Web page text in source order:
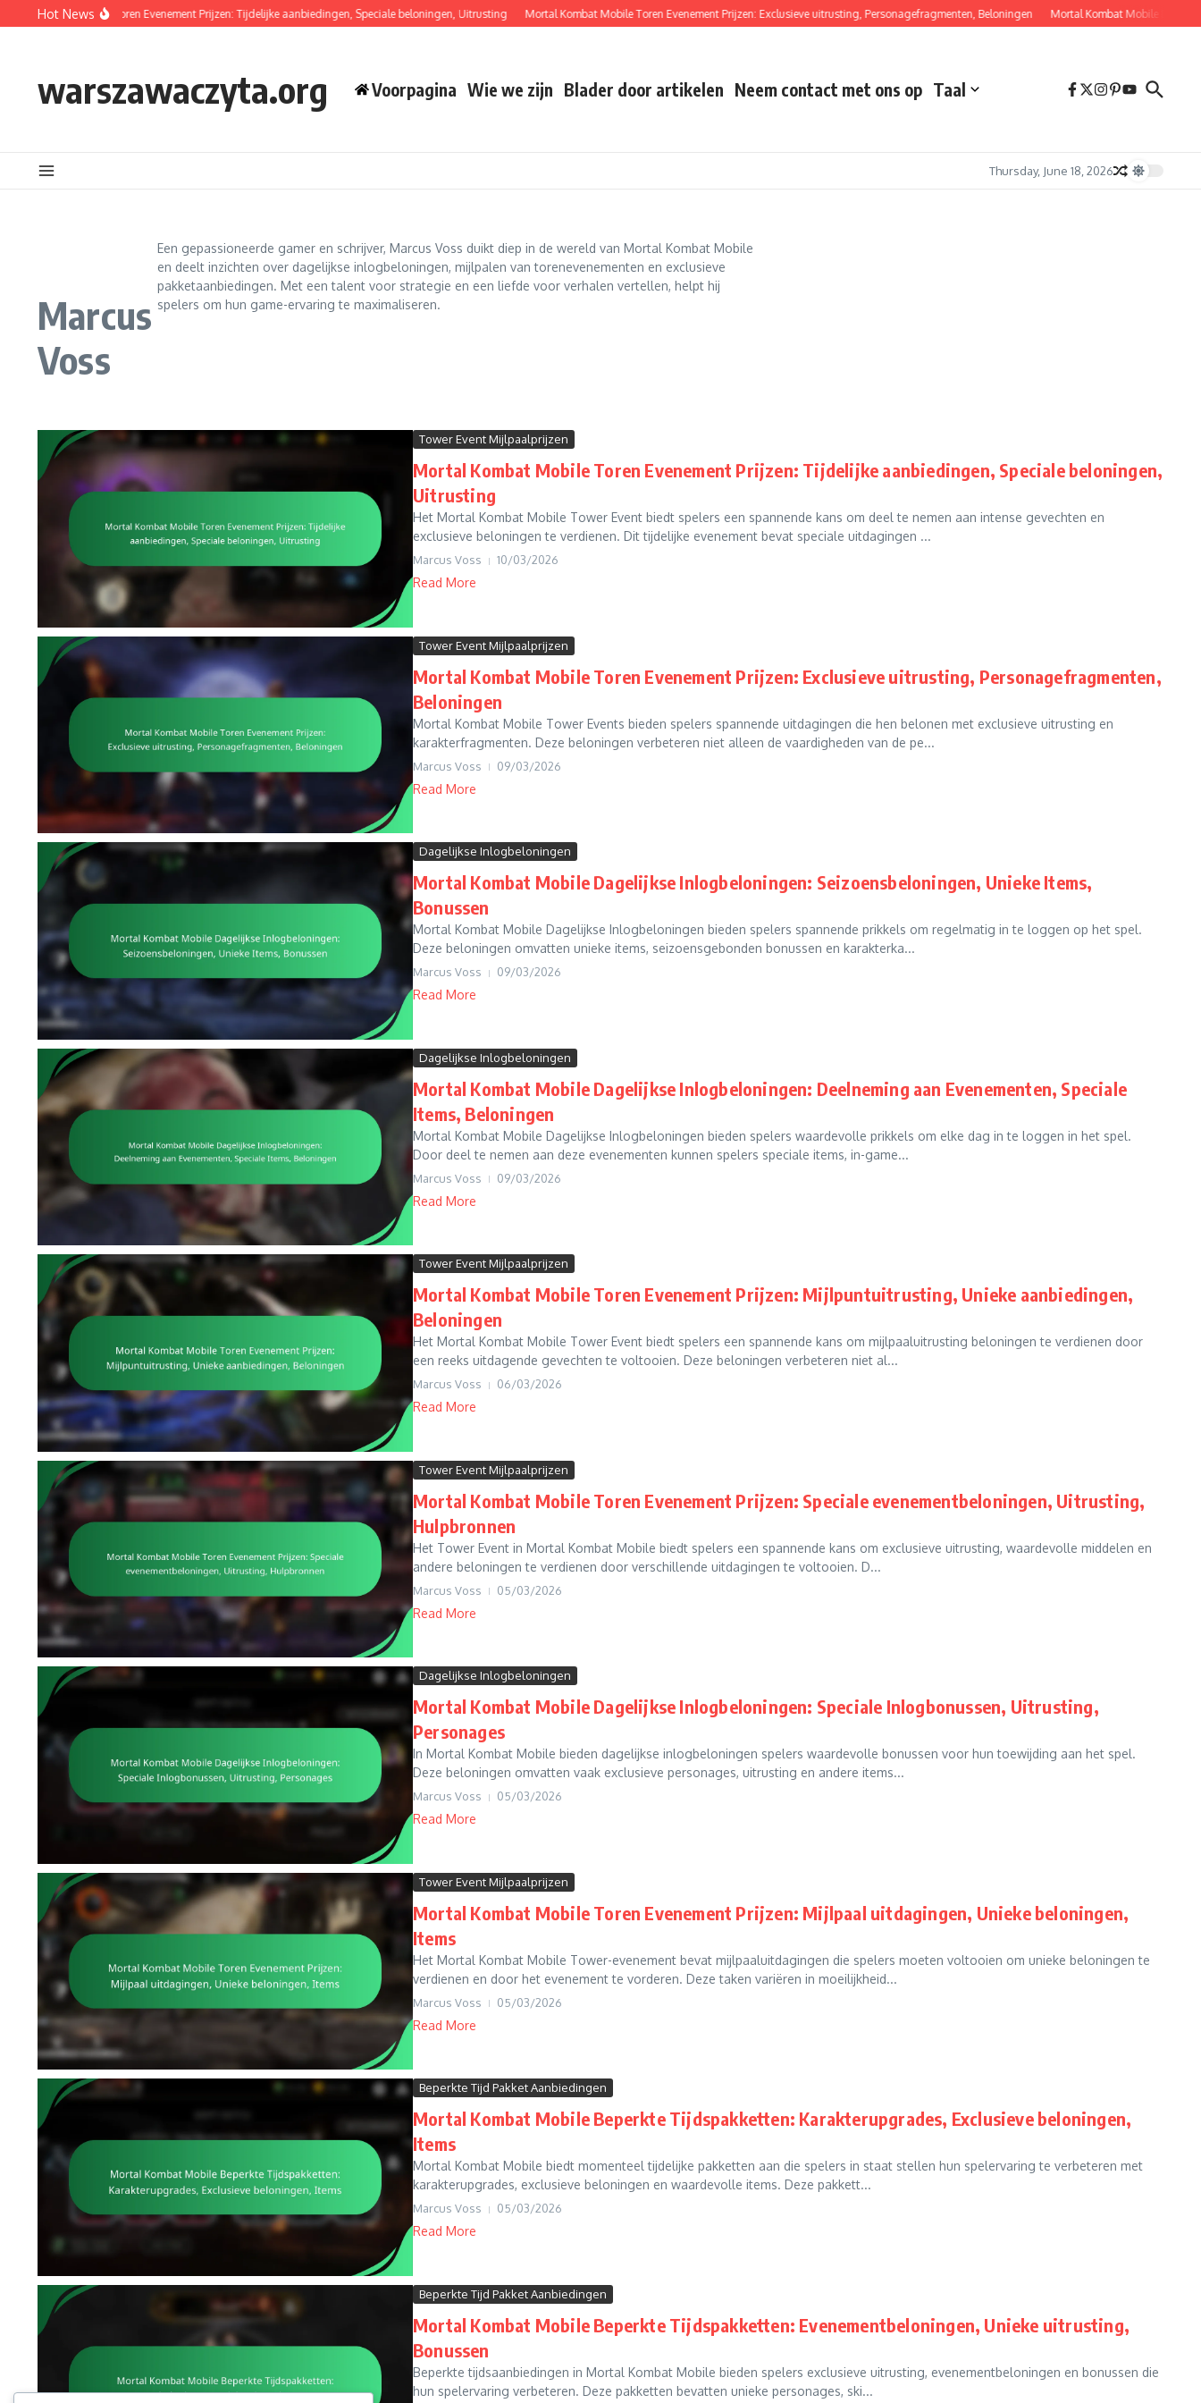
Skip to content
Hot News
Kombat Mobile Toren Evenement Prijzen: Tijdelijke aanbiedingen, Speciale beloningen, Uitrusting Mortal Kombat Mobile Toren Evenement Prijzen: Exclusieve uitrusting, Personagefragmenten, Beloningen Mortal Kombat Mobile Dagelijkse
warszawaczyta.org Voorpagina Wie we zijn Blader door artikelen Neem contact met ons op Taal
Thursday, June 18, 2026
Marcus
Voss
Een gepassioneerde gamer en schrijver, Marcus Voss duikt diep in de wereld van Mortal Kombat Mobile
en deelt inzichten over dagelijkse inlogbeloningen, mijlpalen van torenevenementen en exclusieve
pakketaanbiedingen. Met een talent voor strategie en een liefde voor verhalen vertellen, helpt hij
spelers om hun game-ervaring te maximaliseren.
Tower Event Mijlpaalprijzen
Mortal Kombat Mobile Toren Evenement Prijzen: Tijdelijke aanbiedingen, Speciale beloningen,
Uitrusting
Het Mortal Kombat Mobile Tower Event biedt spelers een spannende kans om deel te nemen aan intense gevechten en
exclusieve beloningen te verdienen. Dit tijdelijke evenement bevat speciale uitdagingen ...
Marcus Voss 10/03/2026
Read More
Tower Event Mijlpaalprijzen
Mortal Kombat Mobile Toren Evenement Prijzen: Exclusieve uitrusting, Personagefragmenten,
Beloningen
Mortal Kombat Mobile Tower Events bieden spelers spannende uitdagingen die hen belonen met exclusieve uitrusting en
karakterfragmenten. Deze beloningen verbeteren niet alleen de vaardigheden van de pe...
Marcus Voss 09/03/2026
Read More
Dagelijkse Inlogbeloningen
Mortal Kombat Mobile Dagelijkse Inlogbeloningen: Seizoensbeloningen, Unieke Items,
Bonussen
Mortal Kombat Mobile Dagelijkse Inlogbeloningen bieden spelers spannende prikkels om regelmatig in te loggen op het spel.
Deze beloningen omvatten unieke items, seizoensgebonden bonussen en karakterka...
Marcus Voss 09/03/2026
Read More
Dagelijkse Inlogbeloningen
Mortal Kombat Mobile Dagelijkse Inlogbeloningen: Deelneming aan Evenementen, Speciale
Items, Beloningen
Mortal Kombat Mobile Dagelijkse Inlogbeloningen bieden spelers waardevolle prikkels om elke dag in te loggen in het spel.
Door deel te nemen aan deze evenementen kunnen spelers speciale items, in-game...
Marcus Voss 09/03/2026
Read More
Tower Event Mijlpaalprijzen
Mortal Kombat Mobile Toren Evenement Prijzen: Mijlpuntuitrusting, Unieke aanbiedingen,
Beloningen
Het Mortal Kombat Mobile Tower Event biedt spelers een spannende kans om mijlpaaluitrusting beloningen te verdienen door
een reeks uitdagende gevechten te voltooien. Deze beloningen verbeteren niet al...
Marcus Voss 06/03/2026
Read More
Tower Event Mijlpaalprijzen
Mortal Kombat Mobile Toren Evenement Prijzen: Speciale evenementbeloningen, Uitrusting,
Hulpbronnen
Het Tower Event in Mortal Kombat Mobile biedt spelers een spannende kans om exclusieve uitrusting, waardevolle middelen en
andere beloningen te verdienen door verschillende uitdagingen te voltooien. D...
Marcus Voss 05/03/2026
Read More
Dagelijkse Inlogbeloningen
Mortal Kombat Mobile Dagelijkse Inlogbeloningen: Speciale Inlogbonussen, Uitrusting,
Personages
In Mortal Kombat Mobile bieden dagelijkse inlogbeloningen spelers waardevolle bonussen voor hun toewijding aan het spel.
Deze beloningen omvatten vaak exclusieve personages, uitrusting en andere items...
Marcus Voss 05/03/2026
Read More
Tower Event Mijlpaalprijzen
Mortal Kombat Mobile Toren Evenement Prijzen: Mijlpaal uitdagingen, Unieke beloningen,
Items
Het Mortal Kombat Mobile Tower-evenement bevat mijlpaaluitdagingen die spelers moeten voltooien om unieke beloningen te
verdienen en door het evenement te vorderen. Deze taken variëren in moeilijkheid...
Marcus Voss 05/03/2026
Read More
Beperkte Tijd Pakket Aanbiedingen
Mortal Kombat Mobile Beperkte Tijdspakketten: Karakterupgrades, Exclusieve beloningen,
Items
Mortal Kombat Mobile biedt momenteel tijdelijke pakketten aan die spelers in staat stellen hun spelervaring te verbeteren met
karakterupgrades, exclusieve beloningen en waardevolle items. Deze pakkett...
Marcus Voss 05/03/2026
Read More
Beperkte Tijd Pakket Aanbiedingen
Mortal Kombat Mobile Beperkte Tijdspakketten: Evenementbeloningen, Unieke uitrusting,
Bonussen
Beperkte tijdsaanbiedingen in Mortal Kombat Mobile bieden spelers exclusieve uitrusting, evenementbeloningen en bonussen die
hun spelervaring verbeteren. Deze pakketten bevatten unieke personages, ski...